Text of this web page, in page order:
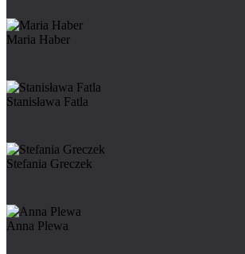
Maria Haber
Stanisława Fatla
Stefania Greczek
Anna Plewa